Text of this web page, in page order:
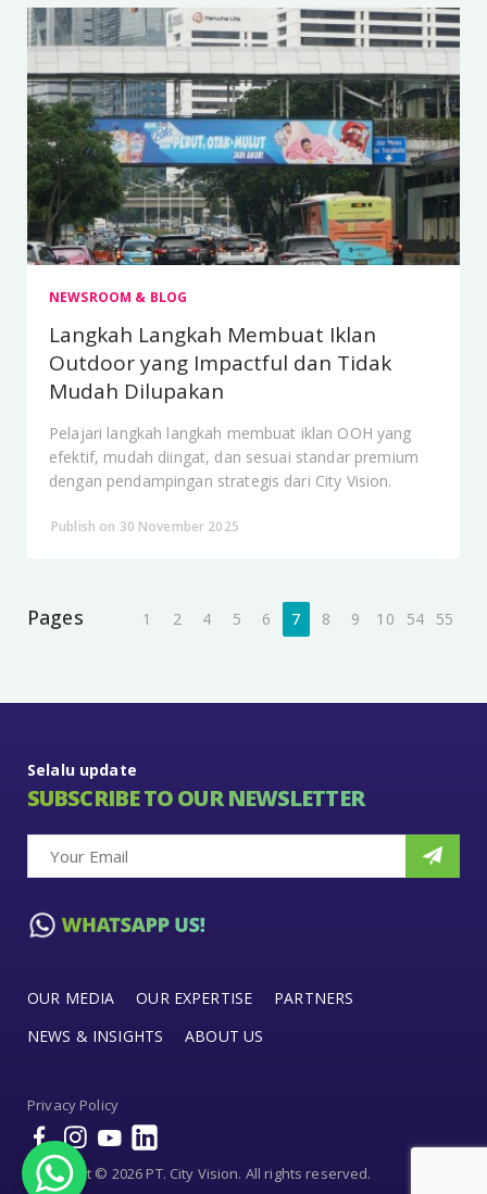
NEWSROOM & BLOG
Langkah Langkah Membuat Iklan
Outdoor yang Impactful dan Tidak
Mudah Dilupakan
Pelajari langkah langkah membuat iklan OOH yang
efektif, mudah diingat, dan sesuai standar premium
dengan pendampingan strategis dari City Vision.
Publish on 30 November 2025
Pages 1 2 4 5 6 7 8 9 10 54 55
Selalu update
SUBSCRIBE TO OUR NEWSLETTER
OUR MEDIA OUR EXPERTISE
PARTNERS
NEWS & INSIGHTS
ABOUT US
Privacy Policy
Copyright © 2026 PT. City Vision. All rights reserved.